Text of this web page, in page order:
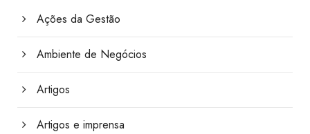
Ações da Gestão
Ambiente de Negócios
Artigos
Artigos e imprensa